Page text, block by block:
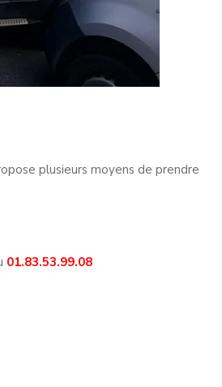
plusieurs moyens de prendre
01.83.53.99.08